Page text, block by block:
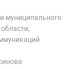
муниципального